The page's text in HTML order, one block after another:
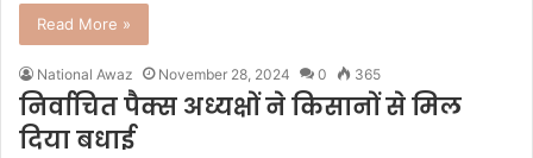
Read More »
National Awaz November 28, 2024 0 365
निर्वाचित पैक्स अध्यक्षों ने किसानों से मिल
दिया बधाई